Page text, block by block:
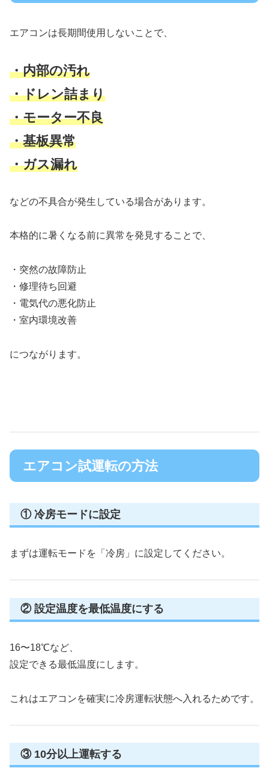
エアコンは長期間使用しないことで、
・内部の汚れ
・ドレン詰まり
・モーター不良
・基板異常
・ガス漏れ
などの不具合が発生している場合があります。
本格的に暑くなる前に異常を発見することで、
・突然の故障防止
・修理待ち回避
・電気代の悪化防止
・室内環境改善
につながります。
エアコン試運転の方法
① 冷房モードに設定
まずは運転モードを「冷房」に設定してください。
② 設定温度を最低温度にする
16〜18℃など、
設定できる最低温度にします。
これはエアコンを確実に冷房運転状態へ入れるためです。
③ 10分以上運転する